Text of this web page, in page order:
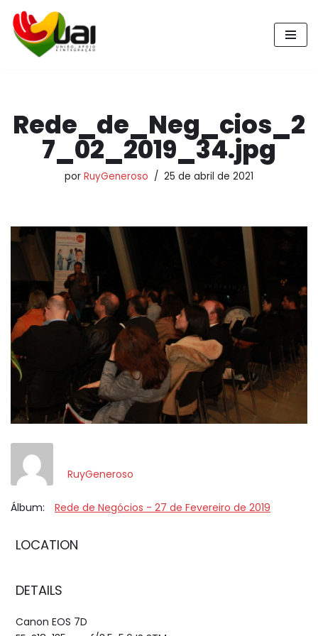
Pular
para
Rede_de_Neg_cios_2
7_02_2019_34.jpg
por RuyGeneroso 25 de abril de 2021
RuyGeneroso
Álbum: Rede de Negócios - 27 de Fevereiro de 2019
LOCATION
DETAILS
Canon EOS 7D